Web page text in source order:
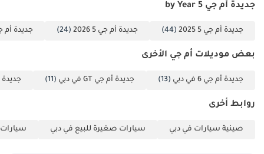
جديدة أم جي 5 by Year
جديدة أم جي 5 2025 (44) جديدة أم جي 5 2026 (24) جديدة أم جي 5
بعض موديلات أم جي الأخرى
جديدة أم جي 6 في دبي (13) جديدة أم جي GT في دبي (11) جديدة أم
روابط أخرى
صينية سيارات في دبي سيارات صغيرة للبيع في دبي سيارات